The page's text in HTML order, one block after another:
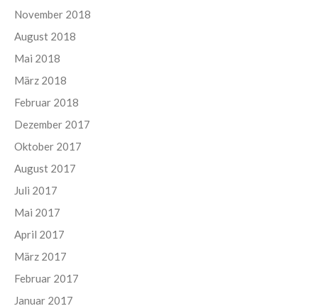
November 2018
August 2018
Mai 2018
März 2018
Februar 2018
Dezember 2017
Oktober 2017
August 2017
Juli 2017
Mai 2017
April 2017
März 2017
Februar 2017
Januar 2017